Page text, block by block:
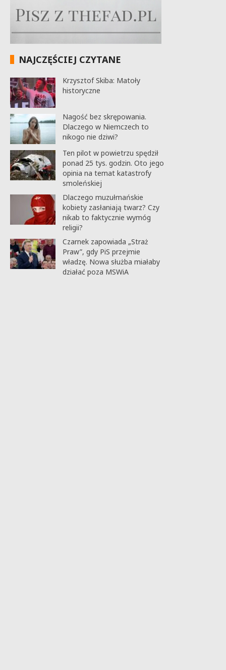
NAJCZĘŚCIEJ CZYTANE
Krzysztof Skiba: Matoły
historyczne
Nagość bez skrępowania.
Dlaczego w Niemczech to
nikogo nie dziwi?
Ten pilot w powietrzu spędził
ponad 25 tys. godzin. Oto jego
opinia na temat katastrofy
smoleńskiej
Dlaczego muzułmańskie
kobiety zasłaniają twarz? Czy
nikab to faktycznie wymóg
religii?
Czarnek zapowiada „Straż
Praw”, gdy PiS przejmie
władzę. Nowa służba miałaby
działać poza MSWiA